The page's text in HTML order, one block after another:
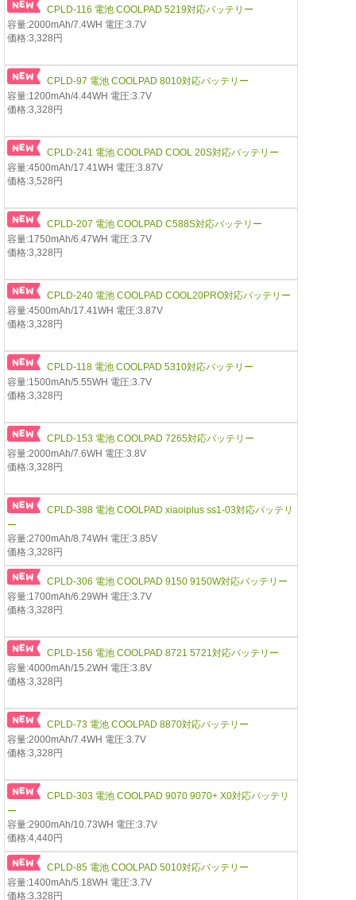
CPLD-116 電池 COOLPAD 5219対応バッテリー
容量:2000mAh/7.4WH 電圧:3.7V
価格:3,328円
CPLD-97 電池 COOLPAD 8010対応バッテリー
容量:1200mAh/4.44WH 電圧:3.7V
価格:3,328円
CPLD-241 電池 COOLPAD COOL 20S対応バッテリー
容量:4500mAh/17.41WH 電圧:3.87V
価格:3,528円
CPLD-207 電池 COOLPAD C588S対応バッテリー
容量:1750mAh/6.47WH 電圧:3.7V
価格:3,328円
CPLD-240 電池 COOLPAD COOL20PRO対応バッテリー
容量:4500mAh/17.41WH 電圧:3.87V
価格:3,328円
CPLD-118 電池 COOLPAD 5310対応バッテリー
容量:1500mAh/5.55WH 電圧:3.7V
価格:3,328円
CPLD-153 電池 COOLPAD 7265対応バッテリー
容量:2000mAh/7.6WH 電圧:3.8V
価格:3,328円
CPLD-388 電池 COOLPAD xiaoiplus ss1-03対応バッテリ
ー
容量:2700mAh/8.74WH 電圧:3.85V
価格:3,328円
CPLD-306 電池 COOLPAD 9150 9150W対応バッテリー
容量:1700mAh/6.29WH 電圧:3.7V
価格:3,328円
CPLD-156 電池 COOLPAD 8721 5721対応バッテリー
容量:4000mAh/15.2WH 電圧:3.8V
価格:3,328円
CPLD-73 電池 COOLPAD 8870対応バッテリー
容量:2000mAh/7.4WH 電圧:3.7V
価格:3,328円
CPLD-303 電池 COOLPAD 9070 9070+ X0対応バッテリ
ー
容量:2900mAh/10.73WH 電圧:3.7V
価格:4,440円
CPLD-85 電池 COOLPAD 5010対応バッテリー
容量:1400mAh/5.18WH 電圧:3.7V
価格:3,328円